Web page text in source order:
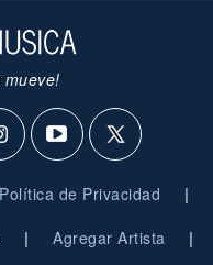
mueve!
de Privacidad |
| Agregar Artista |